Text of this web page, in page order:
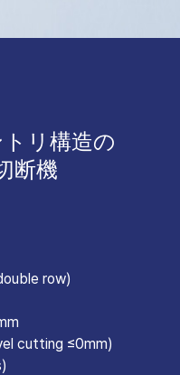
リ構造の
断機
row)
cutting ≤0mm)